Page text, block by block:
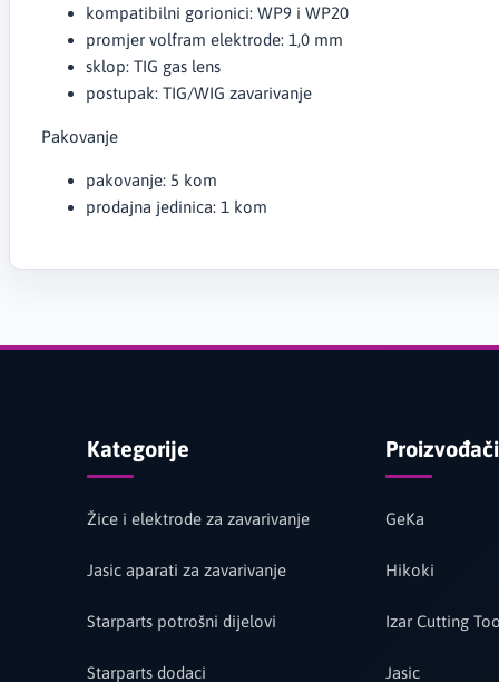
kompatibilni gorionici: WP9 i WP20
promjer volfram elektrode: 1,0 mm
sklop: TIG gas lens
postupak: TIG/WIG zavarivanje
Pakovanje
pakovanje: 5 kom
prodajna jedinica: 1 kom
Kategorije
Žice i elektrode za zavarivanje
Jasic aparati za zavarivanje
Starparts potrošni dijelovi
Starparts dodaci
Proizvođači
GeKa
Hikoki
Izar Cutting
Jasic